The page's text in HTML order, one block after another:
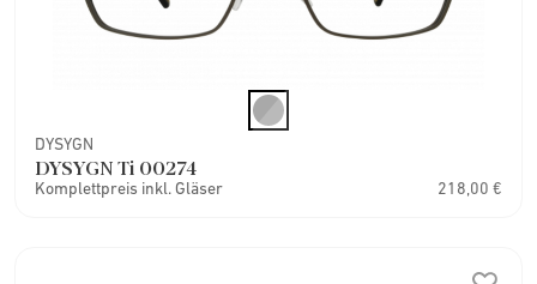
DYSYGN
DYSYGN Ti 00274
Komplettpreis inkl. Gläser 218,00 €